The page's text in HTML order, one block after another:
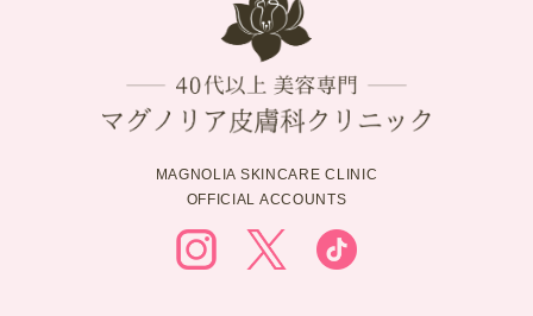
MAGNOLIA SKINCARE CLINIC
OFFICIAL ACCOUNTS